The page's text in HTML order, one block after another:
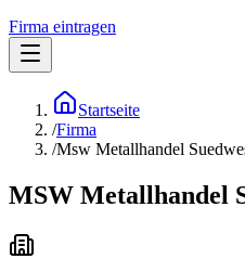
Firma eintragen
Startseite
/Firma
/Msw Metallhandel
MSW Metallhandel